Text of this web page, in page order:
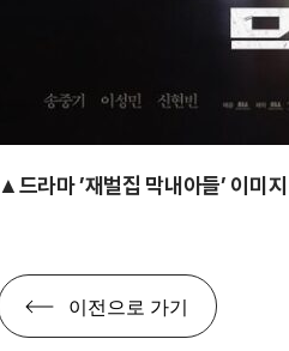
▲드라마 ’재벌집 막내아들’ 이미지
이전으로 가기